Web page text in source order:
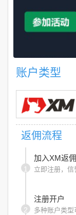
账户类型
返佣流程
1
加入XM返
立即注册，信
2
注册开户
多种账户类型